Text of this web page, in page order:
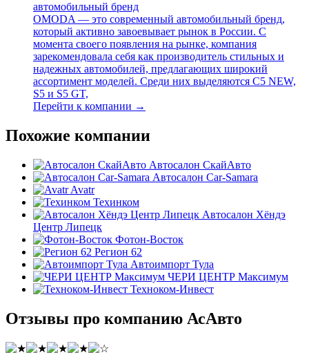
автомобильный бренд
OMODA — это современный автомобильный бренд,
который активно завоевывает рынок в России. С
момента своего появления на рынке, компания
зарекомендовала себя как производитель стильных и
надежных автомобилей, предлагающих широкий
ассортимент моделей. Среди них выделяются C5 NEW,
S5 и S5 GT,
Перейти к компании →
Похожие компании
Автосалон СкайАвто
Автосалон Car-Samara
Avatr
Техинком
Автосалон Хёндэ
Центр Липецк
Фотон-Восток
Регион 62
Автоимпорт Тула
ЧЕРИ ЦЕНТР Максимум
Техноком-Инвест
Отзывы про компанию АсАвто